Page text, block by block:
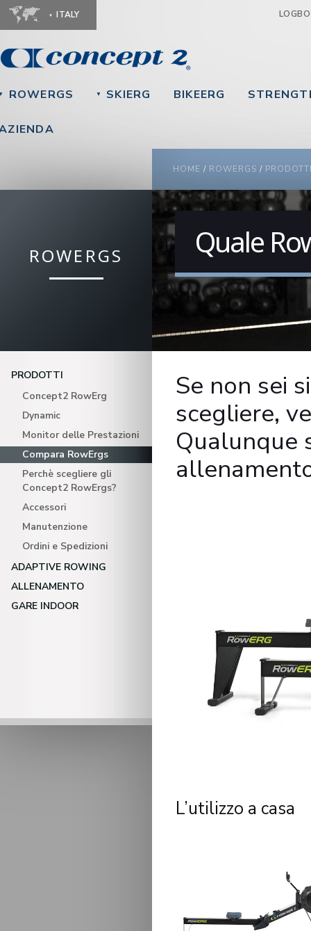
ITALY
ROWERGS ▼ SKIERG BIKEERG
YOU ARE HERE
HOME / ROWERGS /
ROWERGS
PRODOTTI
Concept2 RowErg
Dynamic
Monitor delle Prestazioni
Compara RowErgs
Perchè scegliere gli
Concept2 RowErgs?
Accessori
Manutenzione
Ordini e Spedizioni
ADAPTIVE ROWING
ALLENAMENTO
GARE INDOOR
Quale
Se non sei
scegliere,
Qualunque
L’utilizzo a casa